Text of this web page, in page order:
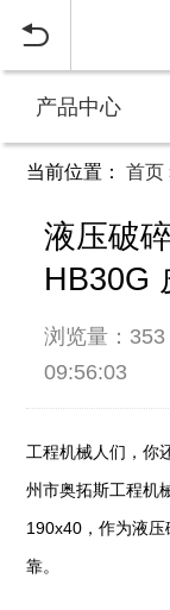

产品中心
当前位置：首页
液压破
HB30G
浏览量：353
09:56:03
工程机械人们，你
州市奥拓斯工程机
190x40，作为液
靠。